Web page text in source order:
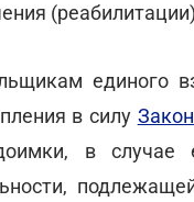
единого
в силу
в случае